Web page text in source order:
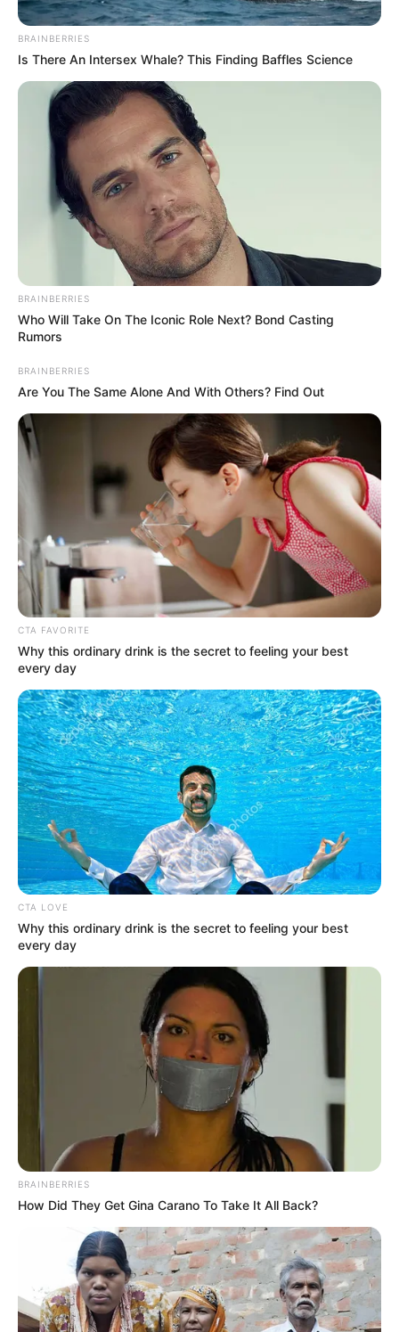
BRAINBERRIES
Is There An Intersex Whale? This Finding Baffles Science
BRAINBERRIES
Who Will Take On The Iconic Role Next? Bond Casting
Rumors
BRAINBERRIES
Are You The Same Alone And With Others? Find Out
CTA FAVORITE
Why this ordinary drink is the secret to feeling your best
every day
CTA LOVE
Why this ordinary drink is the secret to feeling your best
every day
BRAINBERRIES
How Did They Get Gina Carano To Take It All Back?